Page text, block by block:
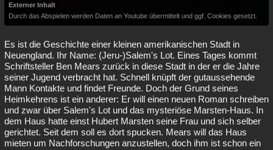
Externer Inhalt
Durch das Abspielen werden Daten an Youtube übermittelt und ggf. Cookies gesetzt.
Es ist die Geschichte einer kleinen amerikanischen Stadt in
Neuengland. Ihr Name: (Jeru-)Salem's Lot. Eines Tages kommt
Schriftsteller Ben Mears zurück in diese Stadt in der er die Jahre
seiner Jugend verbracht hat. Schnell knüpft der gutaussehende
Mann Kontakte und findet Freunde. Doch der Grund seines
Heimkehrens ist ein anderer: Er will einen neuen Roman schreiben
und zwar über Salem's Lot und das mysteriöse Marsten-Haus. In
dem Haus hatte einst Hubert Marsten seine Frau und sich selber
gerichtet. Seit dem soll es dort spucken. Mears will das Haus
mieten um Nachforschungen anzustellen, doch ihm ist schon ein